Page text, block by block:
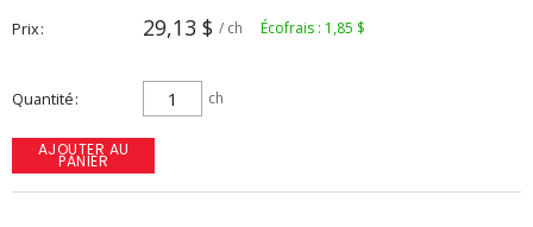
Prix 29,13 $ / ch Écofrais : 1,85 $
Quantité ch
AJOUTER AU
PANIER